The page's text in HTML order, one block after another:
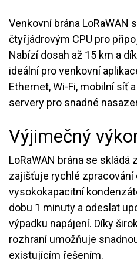
Venkovní brána LoRaWAN
čtyřjádrovým CPU pro
Nabízí dosah až 15 km a
ideální pro venkovní
Ethernet, Wi-Fi, mobilní síť
servery pro snadné
Výjimečný
LoRaWAN brána se skládá
zajišťuje rychlé zpracování
vysokokapacitní
dobu 1 minuty a odeslat
výpadku napájení. Díky
rozhraní umožňuje
existujícím řešením.